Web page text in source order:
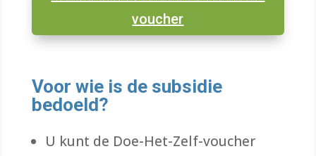
voucher
Voor wie is de subsidie
bedoeld?
U kunt de Doe-Het-Zelf-voucher